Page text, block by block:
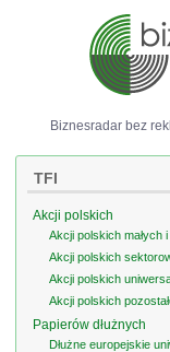
Biznesradar bez
TFI
Akcji polskich
Akcji polskich małych
Akcji polskich
Akcji polskich
Akcji polskich
Papierów dłużnych
Dłużne europejskie